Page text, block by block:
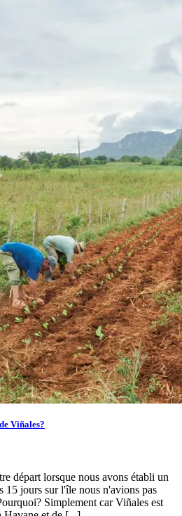
Viñales?
départ lorsque nous avons établi un
15 jours sur l'île nous n'avions pas
Simplement car Viñales est